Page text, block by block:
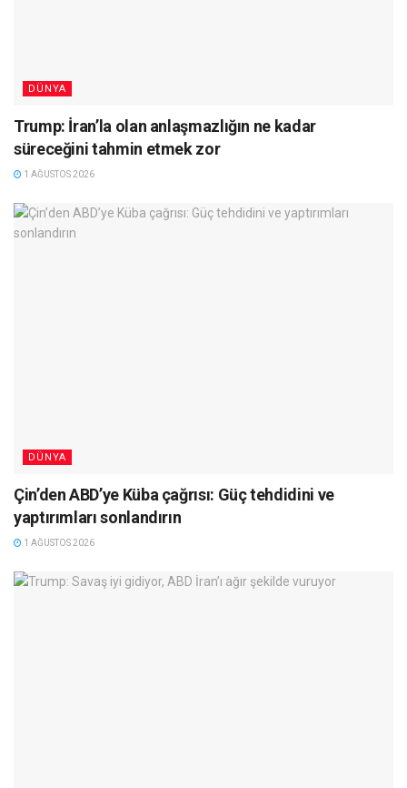
DÜNYA
Trump: İran’la olan anlaşmazlığın ne kadar
süreceğini tahmin etmek zor
1 AĞUSTOS 2026
DÜNYA
Çin’den ABD’ye Küba çağrısı: Güç tehdidini ve
yaptırımları sonlandırın
1 AĞUSTOS 2026